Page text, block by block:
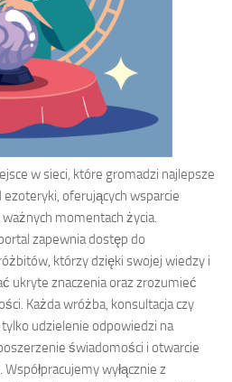
w sieci, które gromadzi najlepsze
oferujących wsparcie
momentach życia.
zapewnia dostęp do
którzy dzięki swojej wiedzy i
ukryte znaczenia oraz zrozumieć
Każda wróżba, konsultacja czy
udzielenie odpowiedzi na
świadomości i otwarcie
wyłącznie z